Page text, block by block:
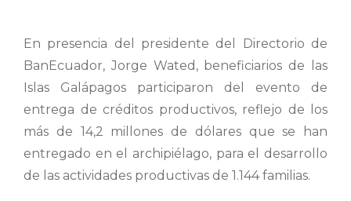
En presencia del presidente del Directorio de
BanEcuador, Jorge Wated, beneficiarios de las
Islas Galápagos participaron del evento de
entrega de créditos productivos, reflejo de los
más de 14,2 millones de dólares que se han
entregado en el archipiélago, para el desarrollo
de las actividades productivas de 1.144 familias.